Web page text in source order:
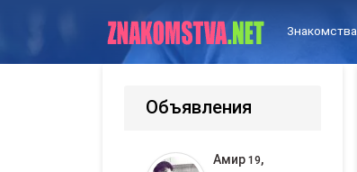
Знакомства
Объявления
Амир 19,